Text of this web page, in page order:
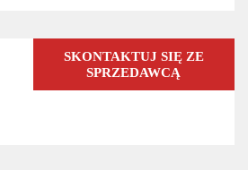
SKONTAKTUJ SIĘ ZE
SPRZEDAWCĄ